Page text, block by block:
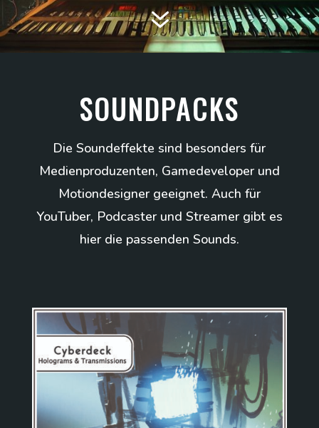
7
SOUNDPACKS
Die Soundeffekte sind besonders für
Medienproduzenten, Gamedeveloper und
Motiondesigner geeignet. Auch für
YouTuber, Podcaster und Streamer gibt es
hier die passenden Sounds.